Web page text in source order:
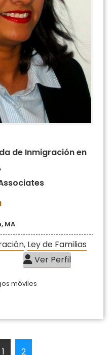
de Inmigración en
MA
, Ley de Familias
Ver Perfil
móviles
1 2